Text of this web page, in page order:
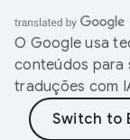
O Google usa
conteúdos para
traduções com